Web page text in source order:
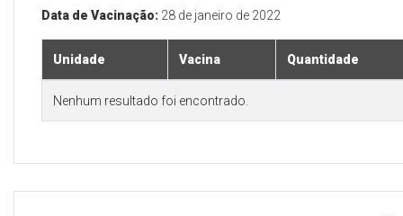
Data de Vacinação: 28 de janeiro de 2022
Unidade Vacina Quantidade
Nenhum resultado foi encontrado.